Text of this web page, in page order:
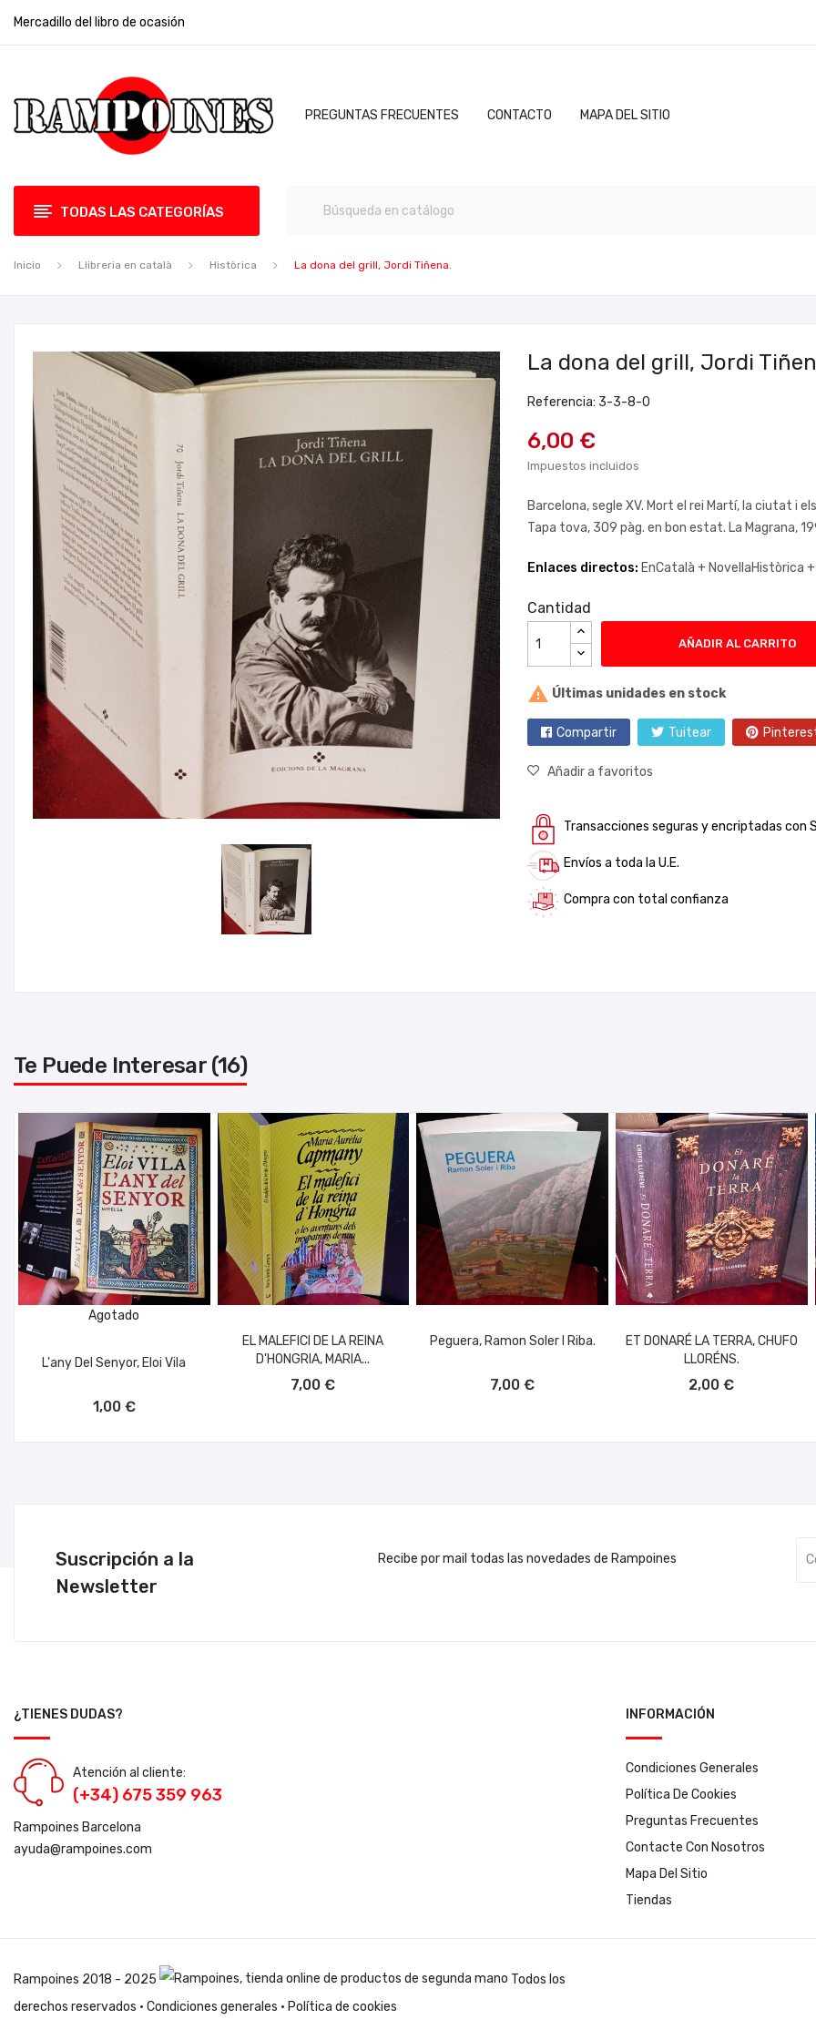
Mercadillo del libro de ocasión
PREGUNTAS FRECUENTES CONTACTO MAPA DEL SITIO
TODAS LAS CATEGORÍAS
Inicio Llibreria en català Històrica La dona del grill, Jordi Tiñena.
La dona del grill, Jordi
Referencia: 3-3-8-0
6,00 €
Impuestos incluidos
Barcelona, segle XV. Mort el rei Martí, la ciutat i
Tapa tova, 309 pàg. en bon estat. La Magrana,
Enlaces directos: EnCatalà + NovellaHistòrica +
Cantidad
AÑADIR AL CARRITO
 Últimas unidades en stock
Compartir Tuitear
Añadir a favoritos
Transacciones seguras y encriptadas con
Envíos a toda la U.E.
Compra con total confianza
Te Puede Interesar (16)
Agotado
L'any Del Senyor, Eloi Vila
1,00 €
EL MALEFICI DE LA REINA
D'HONGRIA, MARIA...
7,00 €
Peguera, Ramon Soler I Riba.
7,00 €
ET DONARÉ LA TERRA, CHUFO
LLORÉNS.
2,00 €
Suscripción a la
Newsletter
Recibe por mail todas las novedades de Rampoines
¿TIENES DUDAS?
Atención al cliente:
(+34) 675 359 963
Rampoines Barcelona
ayuda@rampoines.com
INFORMACIÓN
Condiciones Generales
Política De Cookies
Preguntas Frecuentes
Contacte Con Nosotros
Mapa Del Sitio
Tiendas
Rampoines 2018 - 2025
Todos los
derechos reservados · Condiciones generales · Política de cookies